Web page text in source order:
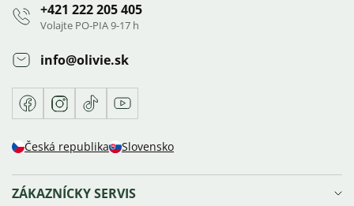
+421 222 205 405
Volajte PO-PIA 9-17 h
info@olivie.sk
FacebookInstagram
TikTokYoutube
Česká republika Slovensko
ZÁKAZNÍCKY SERVIS